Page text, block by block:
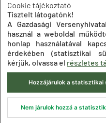
Közadatkereső
© 2020
Cookie tájékoztató
Tisztelt látogatónk!
A Gazdasági
használ a weboldal
honlap használatával
érdekében (statisztikai
kérjük, olvassa el részletes
Hozzájárulok a statisztikai
Nem járulok hozzá a